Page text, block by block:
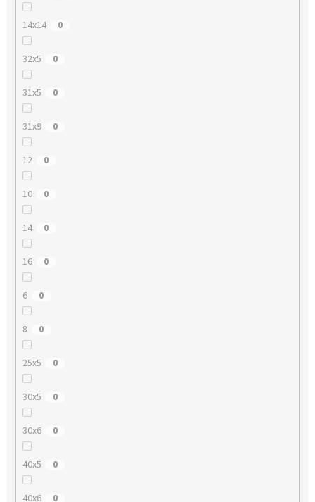
14x14 0
32x5 0
31x5 0
31x9 0
12 0
10 0
14 0
16 0
6 0
8 0
25x5 0
30x5 0
30x6 0
40x5 0
40x6 0